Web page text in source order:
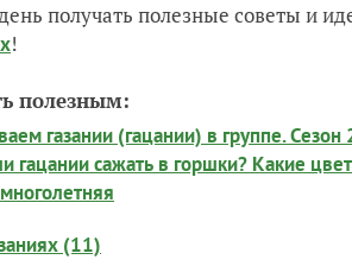
получать полезные советы и
!
полезным:
газании (гацании) в группе. Сезон
гацании сажать в горшки? Какие
(11)